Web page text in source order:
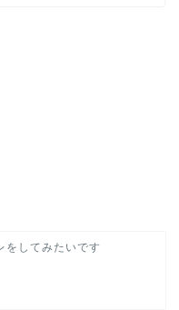
をしてみたいです